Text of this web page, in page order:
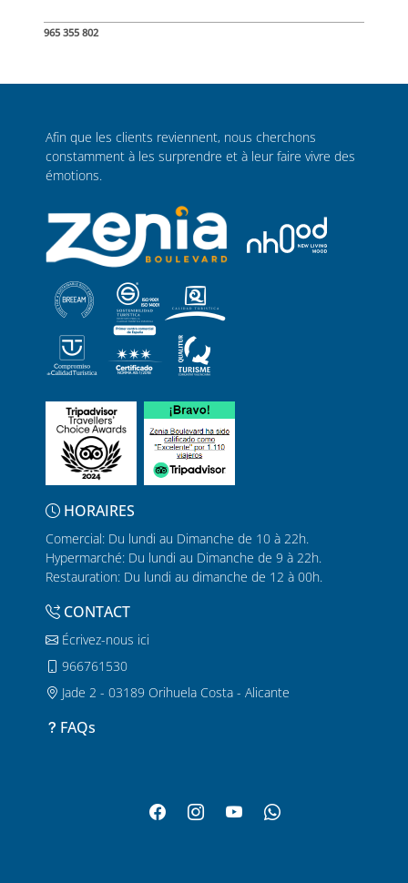
965 355 802
Afin que les clients reviennent, nous cherchons
constamment à les surprendre et à leur faire vivre des
émotions.
HORAIRES
Comercial: Du lundi au Dimanche de 10 à 22h.
Hypermarché: Du lundi au Dimanche de 9 à 22h.
Restauration: Du lundi au dimanche de 12 à 00h.
CONTACT
Écrivez-nous ici
966761530
Jade 2 - 03189 Orihuela Costa - Alicante
FAQs